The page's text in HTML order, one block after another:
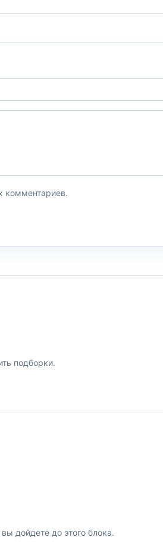
комментариев.
подборки.
дойдете до этого блока.